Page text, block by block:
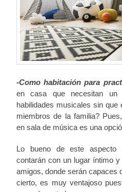
-Como habitación para
en casa que necesitan un
habilidades musicales sin que
miembros de la familia?
en sala de música es una
Lo bueno de este aspecto
contarán con un lugar íntimo
amigos, donde serán capaces
cierto, es muy ventajoso